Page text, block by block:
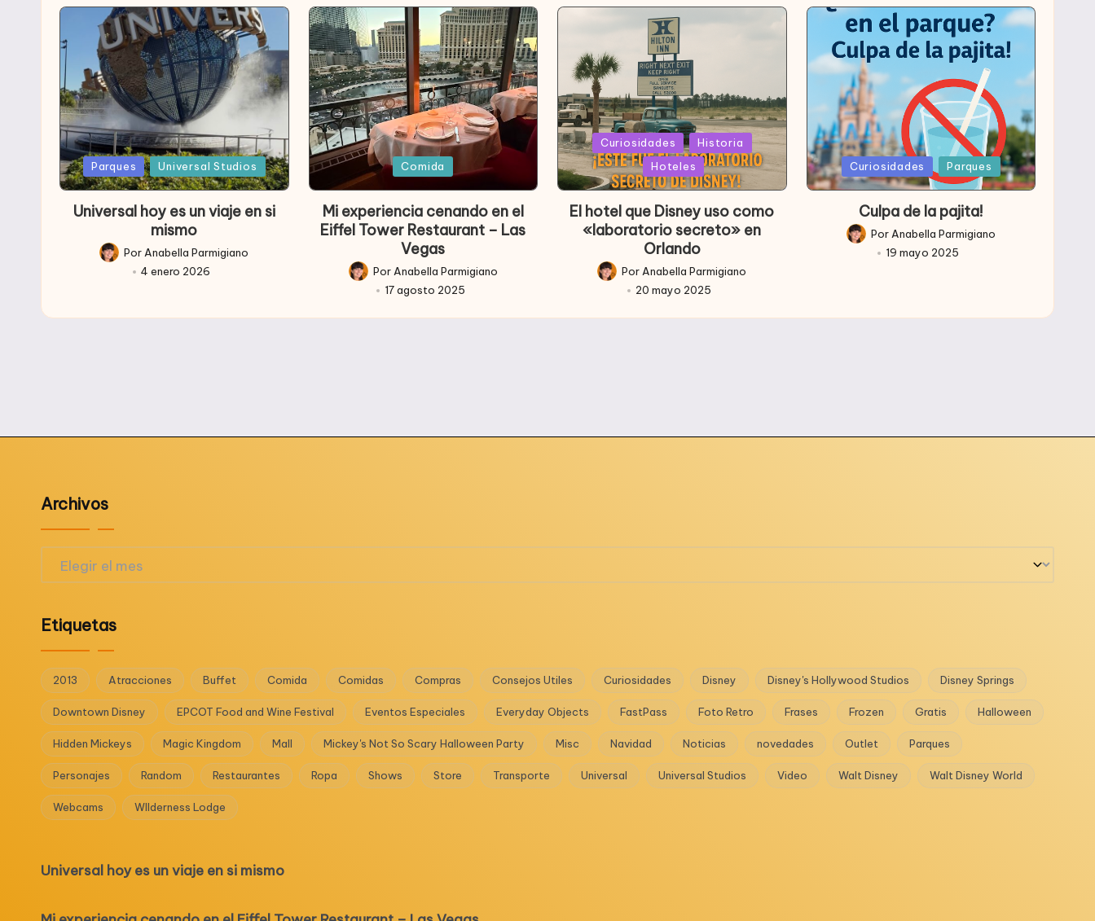
Publicada
en
Parques Universal Studios
Universal hoy es un viaje en si
mismo
Publicado
Por Anabella Parmigiano
4 enero 2026
Publicada
en
Comida
Mi experiencia cenando en el
Eiffel Tower Restaurant – Las
Vegas
Publicado
Por Anabella Parmigiano
17 agosto 2025
Publicada
en
Curiosidades
Historia
Hoteles
El hotel que Disney uso como
«laboratorio secreto» en
Orlando
Publicado
Por Anabella Parmigiano
20 mayo 2025
Publicada
en
Curiosidades Parques
Culpa de la pajita!
Publicado
Por Anabella Parmigiano
19 mayo 2025
Archivos
Archivos
Etiquetas
2013 Atracciones Buffet Comida Comidas Compras Consejos Utiles Curiosidades Disney Disney's Hollywood Studios Disney Springs
Downtown Disney EPCOT Food and Wine Festival Eventos Especiales Everyday Objects FastPass Foto Retro Frases Frozen Gratis Halloween
Hidden Mickeys Magic Kingdom Mall Mickey's Not So Scary Halloween Party Misc Navidad Noticias novedades Outlet Parques
Personajes Random Restaurantes Ropa Shows Store Transporte Universal Universal Studios Video Walt Disney Walt Disney World
Webcams WIlderness Lodge
Universal hoy es un viaje en si mismo